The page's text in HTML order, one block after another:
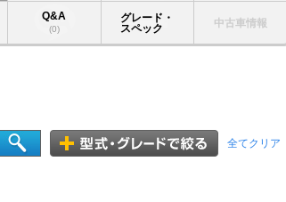
Q&A
(0)
グレード・
スペック
中古車情報
全てクリア